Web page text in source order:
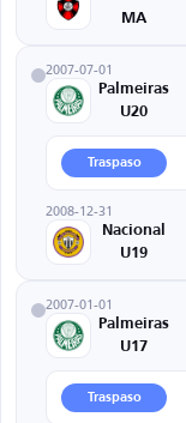
MA
2007-07-01
Palmeiras
U20
Traspaso
2008-12-31
Nacional
U19
2007-01-01
Palmeiras
U17
Traspaso